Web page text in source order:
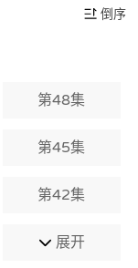
倒序
第48集
第45集
第42集
展开